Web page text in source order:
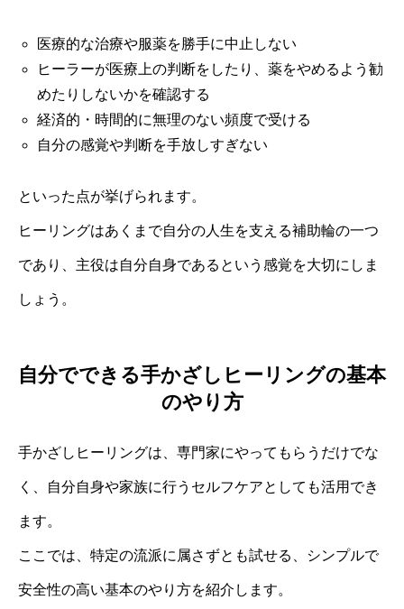
医療的な治療や服薬を勝手に中止しない
ヒーラーが医療上の判断をしたり、薬をやめるよう勧
めたりしないかを確認する
経済的・時間的に無理のない頻度で受ける
自分の感覚や判断を手放しすぎない
といった点が挙げられます。
ヒーリングはあくまで自分の人生を支える補助輪の一つ
であり、主役は自分自身であるという感覚を大切にしま
しょう。
自分でできる手かざしヒーリングの基本
のやり方
手かざしヒーリングは、専門家にやってもらうだけでな
く、自分自身や家族に行うセルフケアとしても活用でき
ます。
ここでは、特定の流派に属さずとも試せる、シンプルで
安全性の高い基本のやり方を紹介します。